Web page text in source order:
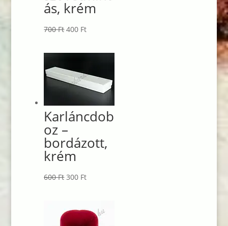
ás, krém
700FtOriginal
was:
700 Ft.
400 FtCurrent
is:
Karláncdob
oz –
bordázott,
krém
600FtOriginal
600 Ft.
300 FtCurrent
300 Ft.